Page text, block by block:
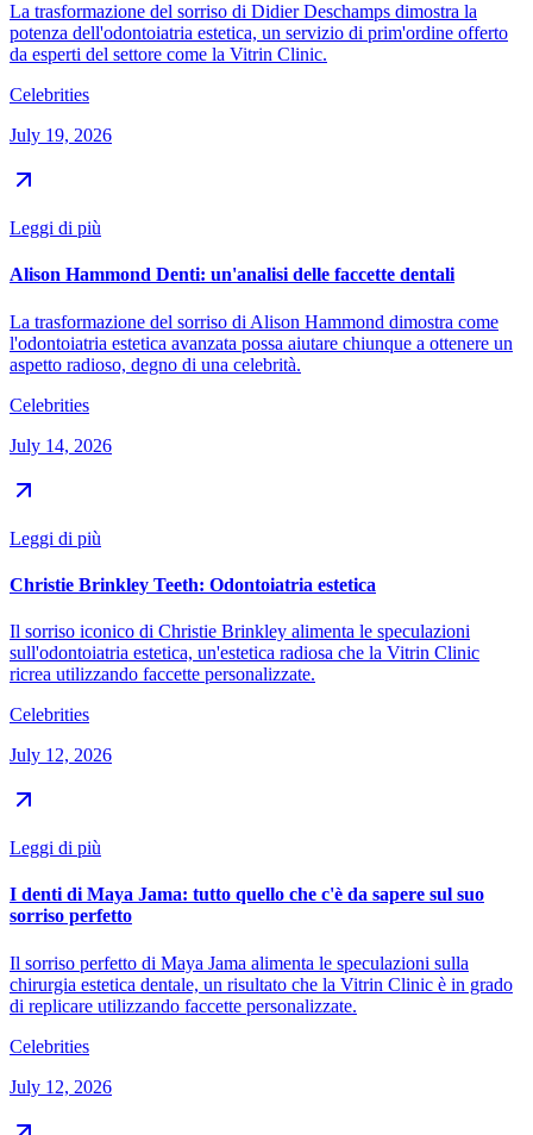
La trasformazione del sorriso di Didier Deschamps dimostra la
potenza dell'odontoiatria estetica, un servizio di prim'ordine offerto
da esperti del settore come la Vitrin Clinic.
Celebrities
July 19, 2026
Leggi di più
Alison Hammond Denti: un'analisi delle faccette dentali
La trasformazione del sorriso di Alison Hammond dimostra come
l'odontoiatria estetica avanzata possa aiutare chiunque a ottenere un
aspetto radioso, degno di una celebrità.
Celebrities
July 14, 2026
Leggi di più
Christie Brinkley Teeth: Odontoiatria estetica
Il sorriso iconico di Christie Brinkley alimenta le speculazioni
sull'odontoiatria estetica, un'estetica radiosa che la Vitrin Clinic
ricrea utilizzando faccette personalizzate.
Celebrities
July 12, 2026
Leggi di più
I denti di Maya Jama: tutto quello che c'è da sapere sul suo
sorriso perfetto
Il sorriso perfetto di Maya Jama alimenta le speculazioni sulla
chirurgia estetica dentale, un risultato che la Vitrin Clinic è in grado
di replicare utilizzando faccette personalizzate.
Celebrities
July 12, 2026